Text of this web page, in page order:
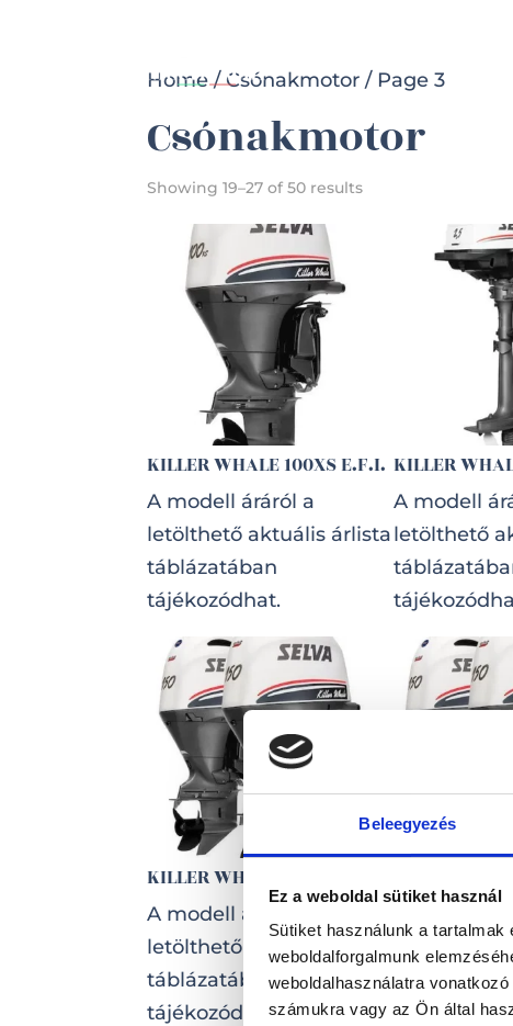
Beleegyezés
Ez a weboldal sütiket használ
Sütiket használunk a
weboldalforgalmunk
weboldalhasználatra
számukra vagy az Ön által
Home/Csónakmotor / Page 3
Csónakmotor
Showing 19–27 of 50 results
KILLER WHALE 100XS E.F.I.
A modell áráról a
letölthető aktuális árlista
táblázatában
tájékozódhat.
KILLER
A modell
letölthető
KILLER WHALE 2X150 E.F.I.
A modell áráról a
letölthető aktuális árlista
táblázatában
tájékozódhat.
E.F.I.
A modell
letölthető
táblázatában